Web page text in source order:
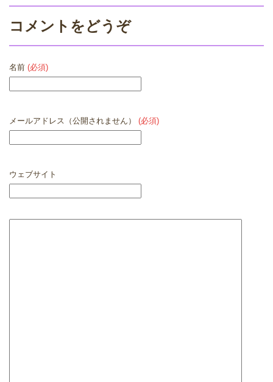
コメントをどうぞ
名前 (必須)
メールアドレス（公開されません） (必須)
ウェブサイト